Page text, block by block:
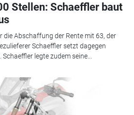
Stellen: Schaeffler baut
die Abschaffung der Rente mit 63, der
Schaeffler setzt dagegen
legte zudem seine...